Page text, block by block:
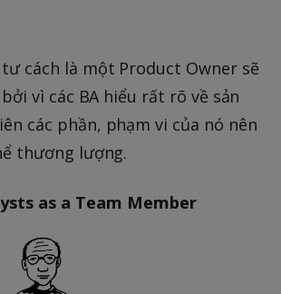
cách là một Product Owner sẽ
vì các BA hiểu rất rõ về sản
các phần, phạm vi của nó nên
thương lượng.
as a Team Member